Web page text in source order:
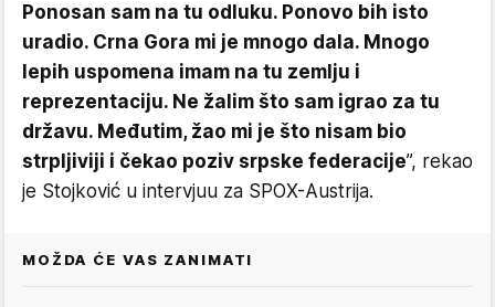
Ponosan sam na tu odluku. Ponovo bih isto
uradio. Crna Gora mi je mnogo dala. Mnogo
lepih uspomena imam na tu zemlju i
reprezentaciju. Ne žalim što sam igrao za tu
državu. Međutim, žao mi je što nisam bio
strpljiviji i čekao poziv srpske federacije”, rekao
je Stojković u intervjuu za SPOX-Austrija.
MOŽDA ĆE VAS ZANIMATI